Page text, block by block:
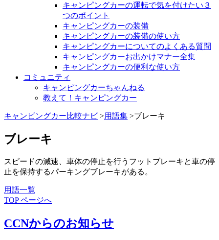
キャンピングカーの運転で気を付けたい３
つのポイント
キャンピングカーの装備
キャンピングカーの装備の使い方
キャンピングカーについてのよくある質問
キャンピングカーお出かけマナー全集
キャンピングカーの便利な使い方
コミュニティ
キャンピングカーちゃんねる
教えて！キャンピングカー
キャンピングカー比較ナビ >用語集 >ブレーキ
ブレーキ
スピードの減速、車体の停止を行うフットブレーキと車の停
止を保持するパーキングブレーキがある。
用語一覧
TOP ページへ
CCNからのお知らせ